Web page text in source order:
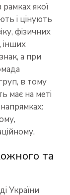
рамках якої
і цінують
фізичних
інших
а при
в тому
має на меті
та
України